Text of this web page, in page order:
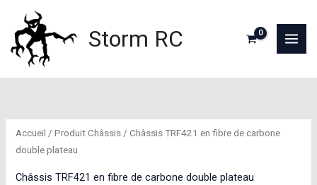
contenu
Storm RC
Accueil / Produit Châssis / Châssis TRF421 en fibre de carbone
double plateau
Châssis TRF421 en fibre de carbone double plateau